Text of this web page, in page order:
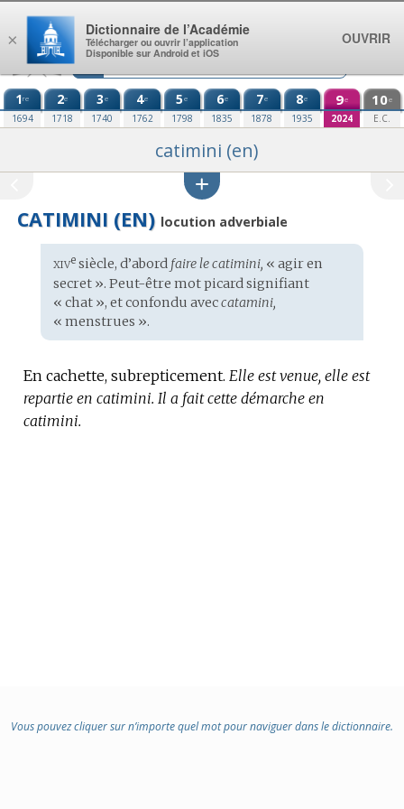
Aller au contenu
1re
1694
2e
1718
3e
1740
4e
1762
5e
1798
6e
1835
7e
1878
8e
1935
9e
2024
10e
E.C.
catimini (en)
CATIMINI (EN) locution adverbiale
Étymologie
:
xivesiècle, d’abord faire le catimini, « agir en
secret ». Peut-être motpicardsignifiant
« chat », et confondu aveccatamini,
« menstrues ».
En cachette, subrepticement. Elle est venue, elle est
repartie en catimini. Il a fait cette démarche en
catimini.
Vous pouvez cliquer sur n’importe quel mot pour naviguer dans le dictionnaire.
×
Dictionnaire de l’Académie
Télécharger ou ouvrir l’application
Disponible sur Android et iOS
OUVRIR